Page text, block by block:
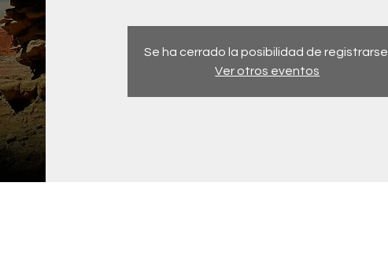
Se ha cerrado la posibilidad de registrarse.
Ver otros eventos